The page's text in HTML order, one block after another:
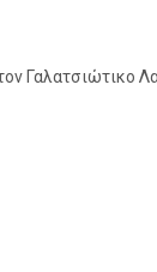
Γαλατσιώτικο